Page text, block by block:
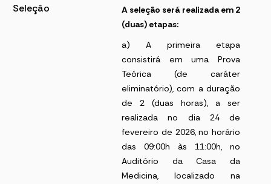
Seleção
A seleção será realizada em 2
(duas) etapas:
a) A primeira etapa
consistirá em uma Prova
Teórica (de caráter
eliminatório), com a duração
de 2 (duas horas), a ser
realizada no dia 24 de
fevereiro de 2026, no horário
das 09:00h às 11:00h, no
Auditório da Casa da
Medicina, localizado na